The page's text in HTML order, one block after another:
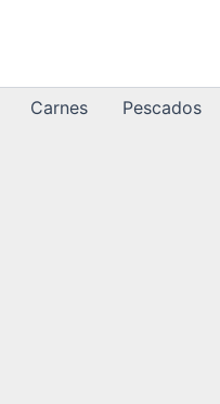
Carnes Pescados